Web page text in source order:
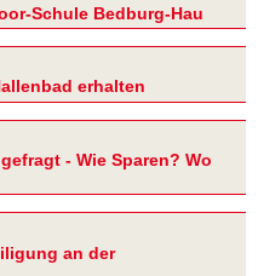
Schule Bedburg-Hau
erhalten
- Wie Sparen? Wo
an der